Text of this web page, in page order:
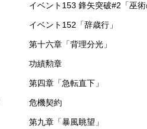
イベント153 鋒矢突破#2「巫術
イベント152「辞歳行」
第十六章「背理分光」
功績勲章
第四章「急転直下」
危機契約
第九章「暴風眺望」